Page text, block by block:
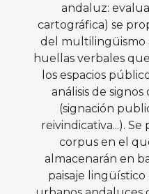
andaluz:
cartográfica) se
del multilingüismo
huellas verbales
los espacios
análisis de
(signación
reivindicativa...).
corpus en el
almacenarán en
paisaje